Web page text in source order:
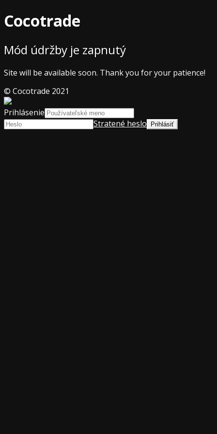
Cocotrade
Mód údržby je zapnutý
Site will be available soon. Thank you for your patience!
© Cocotrade 2021
Prihlásenie
Stratené heslo